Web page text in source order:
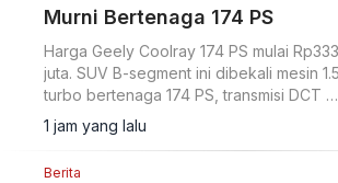
Murni Bertenaga 174 PS
Harga Geely Coolray 174 PS mulai Rp333
juta. SUV B-segment ini dibekali mesin 1.5
turbo bertenaga 174 PS, transmisi DCT 7
percepatan, akselerasi 0-100 km/jam
dalam 7,6 detik, serta ADAS Level 2.
1 jam yang lalu
Berita